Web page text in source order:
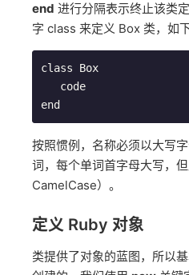
end 进行分隔表示终止该类
字 class 来定义 Box 类，如下
class Box
按照惯例，名称必须以大写
词，每个单词首字母大写，
CamelCase）。
定义 Ruby 对象
类提供了对象的蓝图，所以